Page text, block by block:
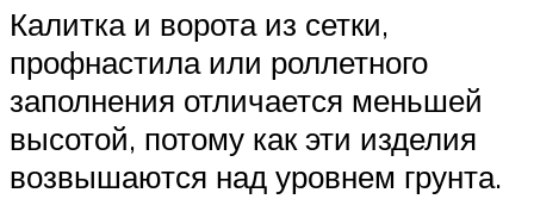
Калитка и ворота из сетки,
профнастила или роллетного
заполнения отличается меньшей
высотой, потому как эти изделия
возвышаются над уровнем грунта.